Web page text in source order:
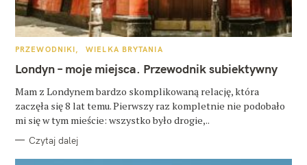
K
T
E
O
R
I
PRZEWODNIKI WIELKA BRYTANIA
Londyn – moje miejsca. Przewodnik subiektywny
Mam z Londynem bardzo skomplikowaną relację, która
zaczęła się 8 lat temu. Pierwszy raz kompletnie nie podobało
mi się w tym mieście: wszystko było drogie,..
Czytaj dalej